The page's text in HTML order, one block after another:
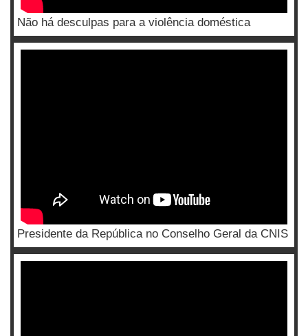
Não há desculpas para a violência doméstica
Presidente da República no Conselho Geral da CNIS